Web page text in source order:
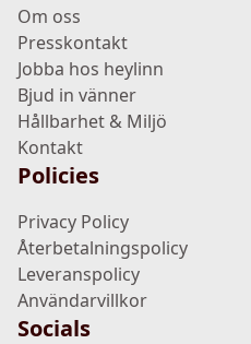
Om oss
Presskontakt
Jobba hos heylinn
Bjud in vänner
Hållbarhet & Miljö
Kontakt
Policies
Privacy Policy
Återbetalningspolicy
Leveranspolicy
Användarvillkor
Socials